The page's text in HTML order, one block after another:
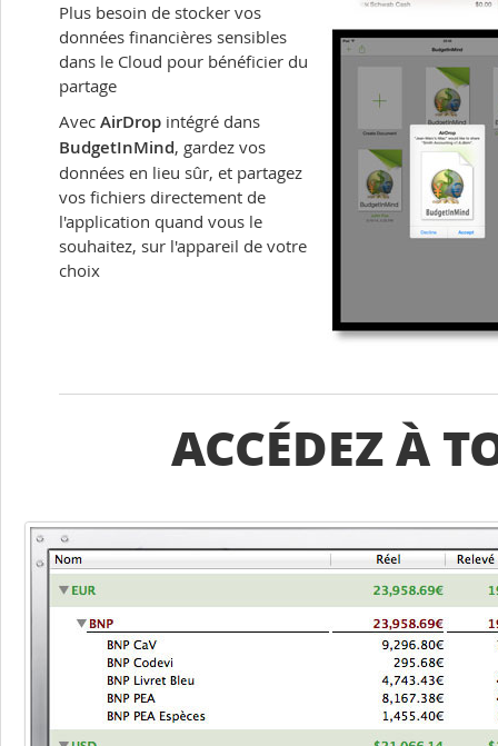
Plus besoin de stocker vos
données financières sensibles
dans le Cloud pour bénéficier du
partage
Avec AirDrop intégré dans
BudgetInMind, gardez vos
données en lieu sûr, et partagez
vos fichiers directement de
l'application quand vous le
souhaitez, sur l'appareil de votre
choix
ACCÉDEZ À